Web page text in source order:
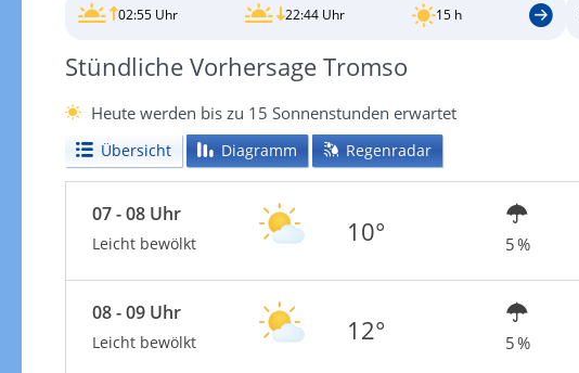
02:55 Uhr 22:44 Uhr 15 h
Stündliche Vorhersage Tromso
Heute werden bis zu 15 Sonnenstunden erwartet
Übersicht Diagramm Regenradar
07 - 08 Uhr
Leicht bewölkt 10° 5 %
08 - 09 Uhr
Leicht bewölkt 12° 5 %